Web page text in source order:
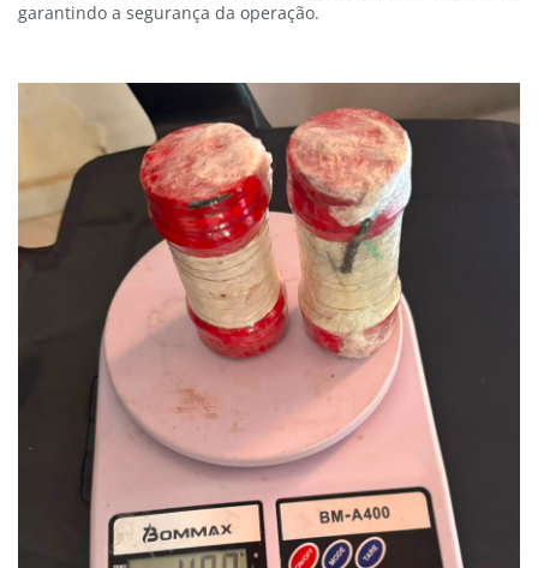
garantindo a segurança da operação.